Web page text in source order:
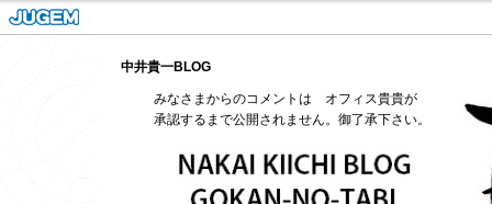
中井貴一BLOG
みなさまからのコメントは オフィス貴貴が
承認するまで公開されません。御了承下さい。